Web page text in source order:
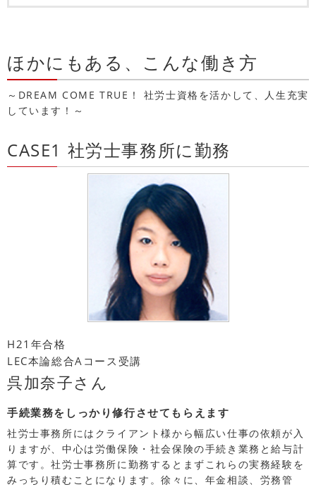
ほかにもある、こんな働き方
～DREAM COME TRUE！ 社労士資格を活かして、人生充実
しています！～
CASE1 社労士事務所に勤務
H21年合格
LEC本論総合Aコース受講
呉加奈子さん
手続業務をしっかり修行させてもらえます
社労士事務所にはクライアント様から幅広い仕事の依頼が入
りますが、中心は労働保険・社会保険の手続き業務と給与計
算です。社労士事務所に勤務するとまずこれらの実務経験を
みっちり積むことになります。徐々に、年金相談、労務管